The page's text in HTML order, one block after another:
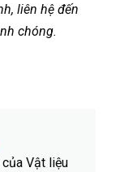
liên hệ đến
chóng.
của Vật liệu